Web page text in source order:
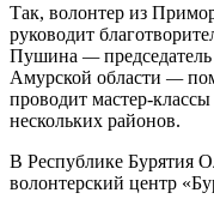
Так, волонтер из
руководит
Пушина —
Амурской области —
проводит мастер-
нескольких районов.
В Республике Бурятия
волонтерский центр